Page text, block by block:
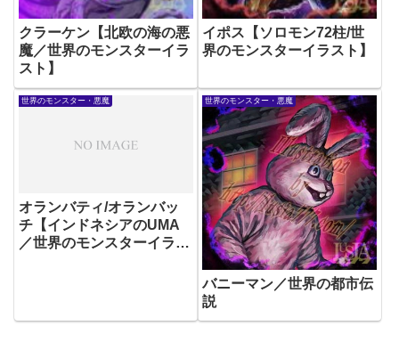
クラーケン【北欧の海の悪
魔／世界のモンスターイラ
スト】
イポス【ソロモン72柱/世
界のモンスターイラスト】
世界のモンスター・悪魔
オランバティ/オランバッ
チ【インドネシアのUMA
／世界のモンスターイラス
世界のモンスター・悪魔
バニーマン／世界の都市伝
説